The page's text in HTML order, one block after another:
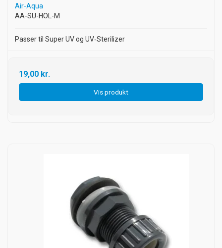
Air-Aqua
AA-SU-HOL-M
Passer til Super UV og UV‑Sterilizer
19,00 kr.
Vis produkt